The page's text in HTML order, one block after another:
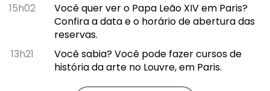
15h02
Você quer ver o Papa Leão XIV em Paris?
Confira a data e o horário de abertura das
reservas.
13h21
Você sabia? Você pode fazer cursos de
história da arte no Louvre, em Paris.